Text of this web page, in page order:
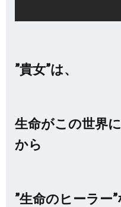
”貴女”は、
生命がこの世界
から
”生命のヒーラー”